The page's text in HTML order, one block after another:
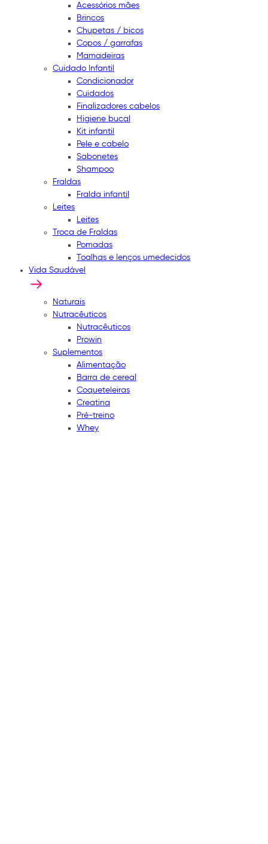
Acessórios mães
Brincos
Chupetas / bicos
Copos / garrafas
Mamadeiras
Cuidado Infantil
Condicionador
Cuidados
Finalizadores cabelos
Higiene bucal
Kit infantil
Pele e cabelo
Sabonetes
Shampoo
Fraldas
Fralda infantil
Leites
Leites
Troca de Fraldas
Pomadas
Toalhas e lenços umedecidos
Vida Saudável
Naturais
Nutracêuticos
Nutracêuticos
Prowin
Suplementos
Alimentação
Barra de cereal
Coqueteleiras
Creatina
Pré-treino
Whey